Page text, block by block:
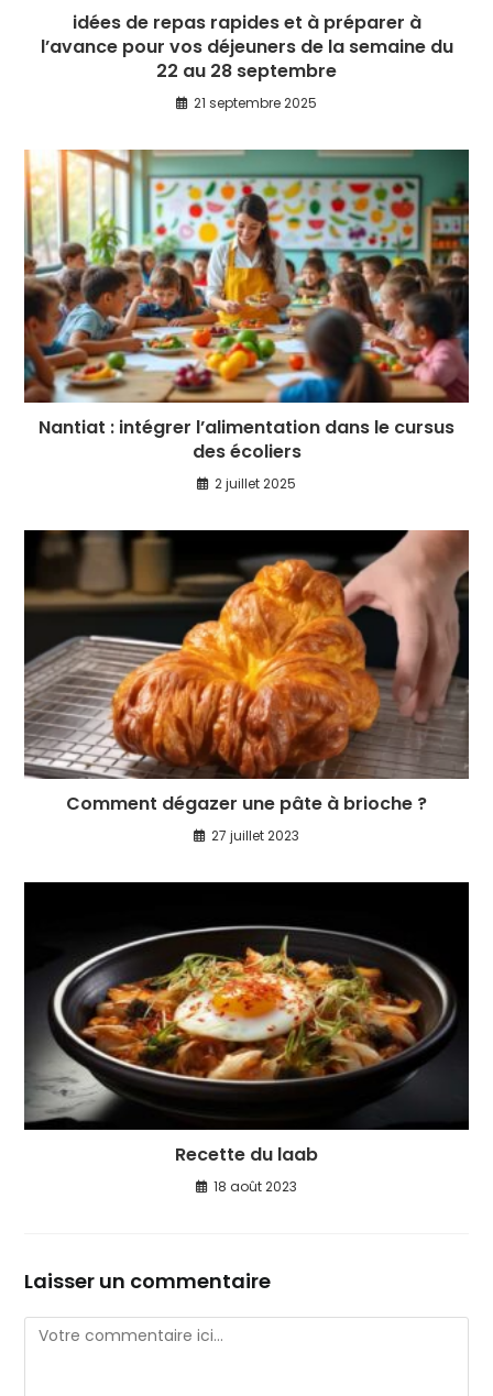
idées de repas rapides et à préparer à
l’avance pour vos déjeuners de la semaine du
22 au 28 septembre
21 septembre 2025
Nantiat : intégrer l’alimentation dans le cursus
des écoliers
2 juillet 2025
Comment dégazer une pâte à brioche ?
27 juillet 2023
Recette du laab
18 août 2023
Laisser un commentaire